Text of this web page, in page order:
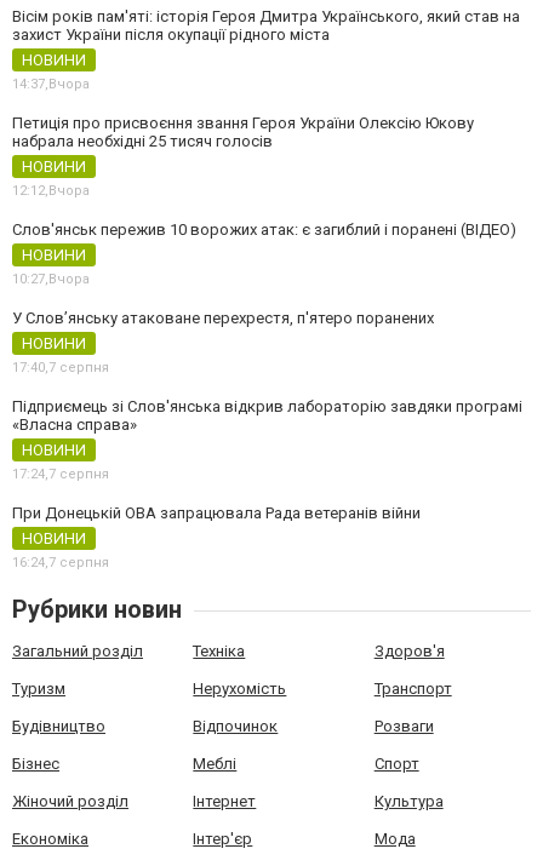
Вісім років пам'яті: історія Героя Дмитра Українського, який став на
захист України після окупації рідного міста
НОВИНИ
14:37,Вчора
Петиція про присвоєння звання Героя України Олексію Юкову
набрала необхідні 25 тисяч голосів
НОВИНИ
12:12,Вчора
Слов'янськ пережив 10 ворожих атак: є загиблий і поранені (ВІДЕО)
НОВИНИ
10:27,Вчора
У Слов’янську атаковане перехрестя, п'ятеро поранених
НОВИНИ
17:40,7 серпня
Підприємець зі Слов'янська відкрив лабораторію завдяки програмі
«Власна справа»
НОВИНИ
17:24,7 серпня
При Донецькій ОВА запрацювала Рада ветеранів війни
НОВИНИ
16:24,7 серпня
Рубрики новин
Загальний розділ Техніка Здоров'я
Туризм Нерухомість Транспорт
Будівництво Відпочинок Розваги
Бізнес Меблі Спорт
Жіночий розділ Інтернет Культура
Економіка Інтер'єр Мода